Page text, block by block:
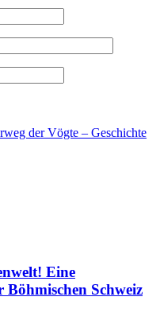
der Vögte – Geschichte
Eine
Schweiz